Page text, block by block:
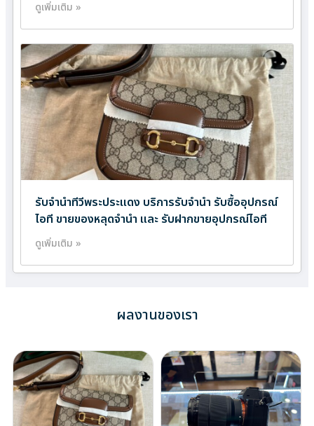
ดูเพิ่มเติม »
รับจำนำทีวีพระประแดง บริการรับจำนำ รับซื้ออุปกรณ์
ไอที ขายของหลุดจำนำ และ รับฝากขายอุปกรณ์ไอที
ดูเพิ่มเติม »
ผลงานของเรา